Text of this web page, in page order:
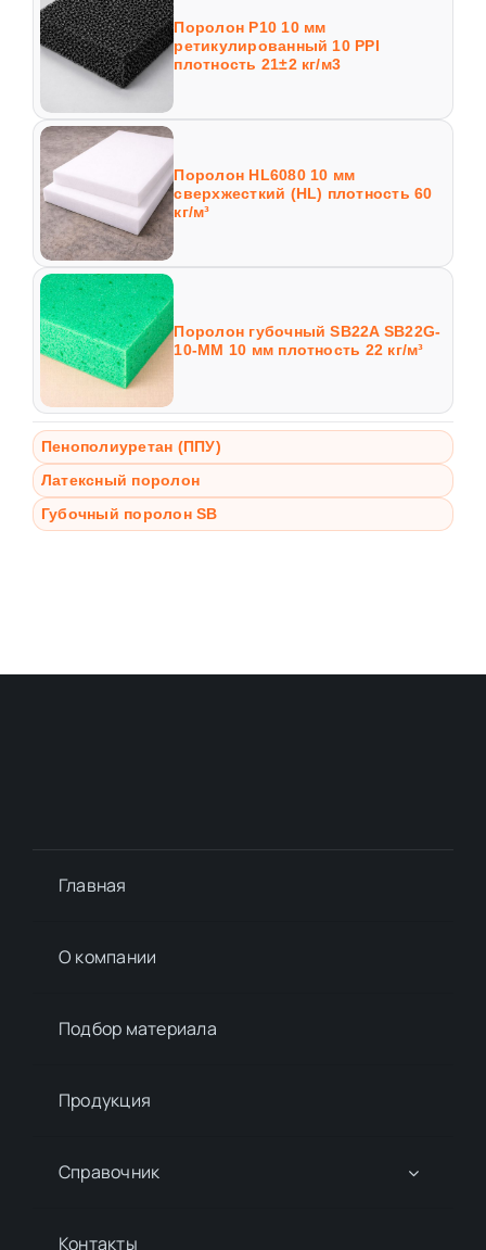
Поролон P10 10 мм
ретикулированный 10 PPI
плотность 21±2 кг/м3
Поролон HL6080 10 мм
сверхжесткий (HL) плотность 60
кг/м³
Поролон губочный SB22A SB22G-
10-MM 10 мм плотность 22 кг/м³
Пенополиуретан (ППУ)
Латексный поролон
Губочный поролон SB
Главная
О компании
Подбор материалa
Продукция
Справочник
Контакты